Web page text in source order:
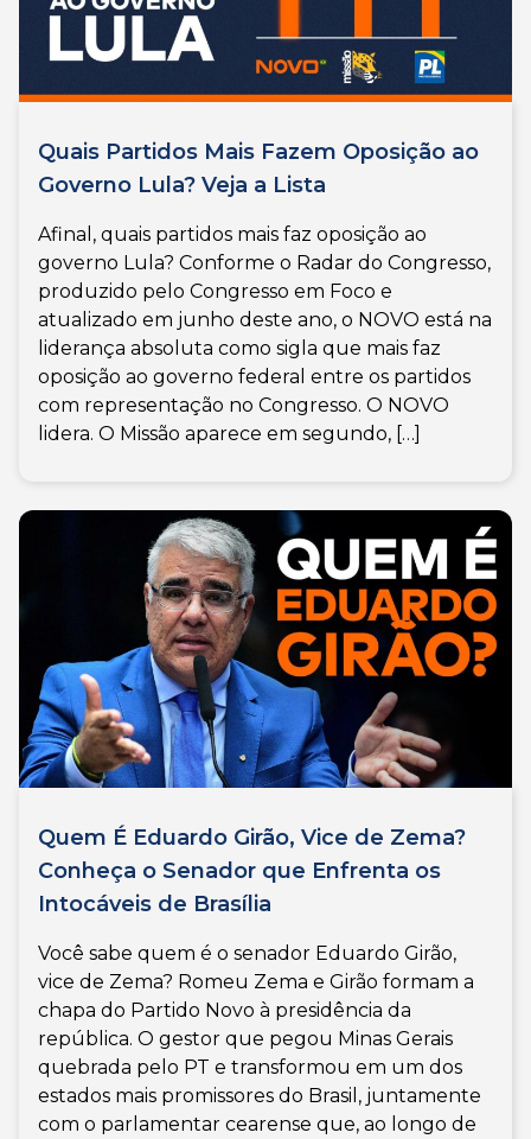
Quais Partidos Mais Fazem Oposição ao
Governo Lula? Veja a Lista
Afinal, quais partidos mais faz oposição ao
governo Lula? Conforme o Radar do Congresso,
produzido pelo Congresso em Foco e
atualizado em junho deste ano, o NOVO está na
liderança absoluta como sigla que mais faz
oposição ao governo federal entre os partidos
com representação no Congresso. O NOVO
lidera. O Missão aparece em segundo, […]
Quem É Eduardo Girão, Vice de Zema?
Conheça o Senador que Enfrenta os
Intocáveis de Brasília
Você sabe quem é o senador Eduardo Girão,
vice de Zema? Romeu Zema e Girão formam a
chapa do Partido Novo à presidência da
república. O gestor que pegou Minas Gerais
quebrada pelo PT e transformou em um dos
estados mais promissores do Brasil, juntamente
com o parlamentar cearense que, ao longo de